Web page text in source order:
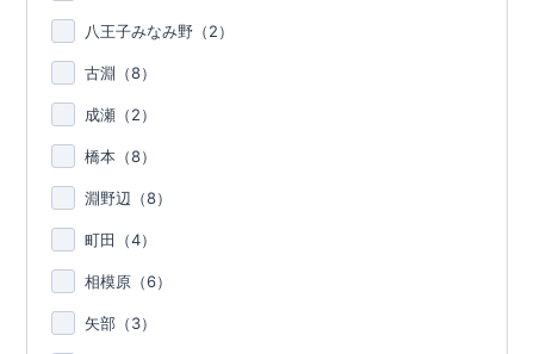
八王子みなみ野（2）
古淵（8）
成瀬（2）
橋本（8）
淵野辺（8）
町田（4）
相模原（6）
矢部（3）